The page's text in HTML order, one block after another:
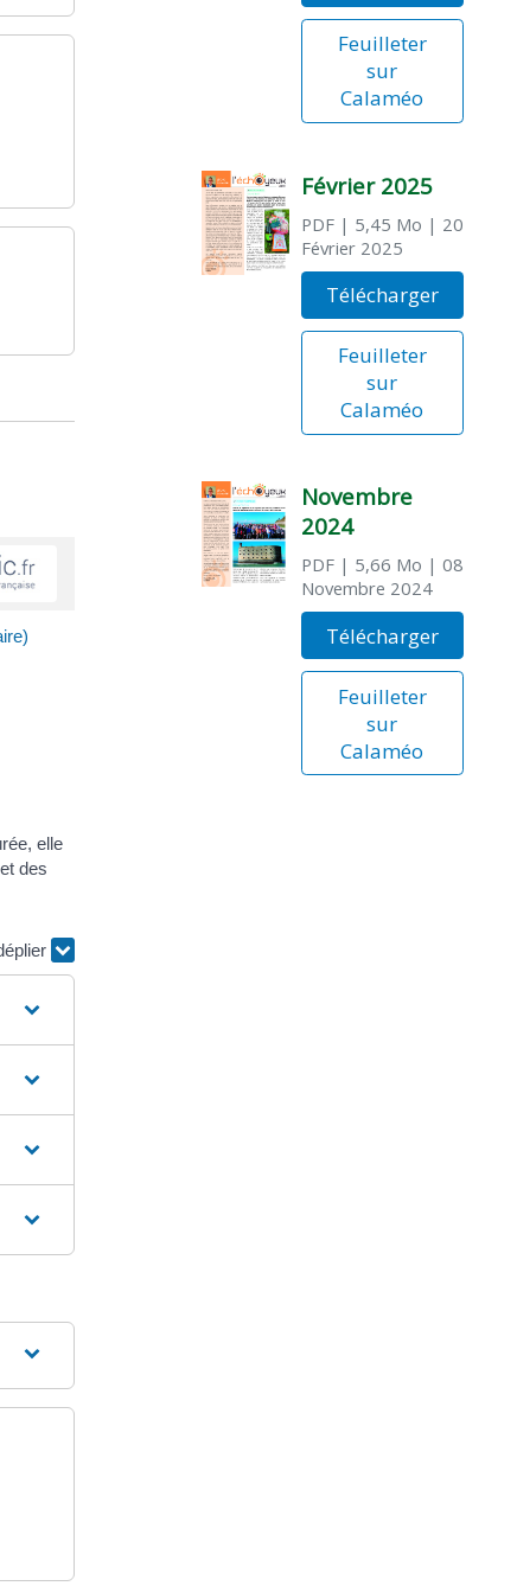
elle
des
Feuilleter
sur
Calaméo
Février 2025
PDF| 5,45 Mo | 20
Février 2025
Télécharger
Feuilleter
sur
Calaméo
Novembre
2024
PDF| 5,66 Mo | 08
Novembre 2024
Télécharger
Feuilleter
sur
Calaméo